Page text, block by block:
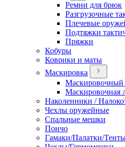
Ремни для брюк
Разгрузочные
Плечевые
Подтяжки
Пряжки
Кобуры
Коврики и маты
Маскировка
Маскировочный
Маскировочная
Наколенники /
Чехлы оружейные
Спальные мешки
Пончо
Гамаки/Палатки/